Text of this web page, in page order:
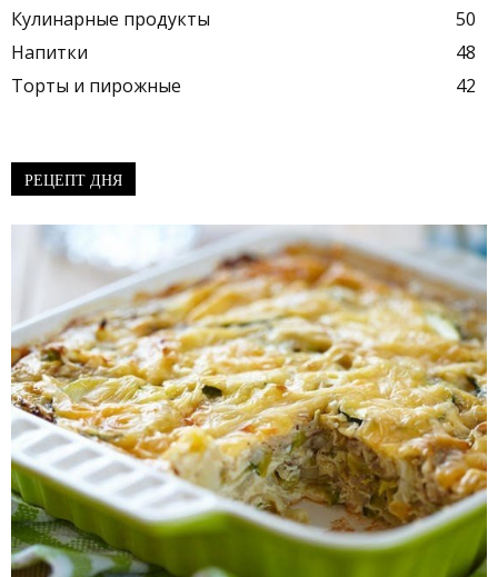
Кулинарные продукты
50
Напитки
48
Торты и пирожные
42
РЕЦЕПТ ДНЯ